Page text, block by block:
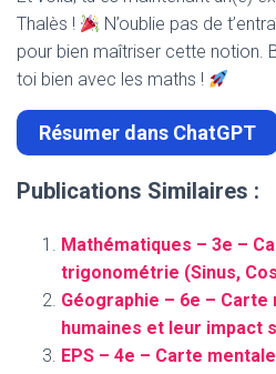
Thalès !
N’oublie pas de
pour bien maîtriser cette notion.
toi bien avec les maths !
Résumer dans ChatGPT
Publications Similaires :
Mathématiques – 3e –
trigonométrie (Sinus,
Géographie – 6e –
humaines et leur impact
EPS – 4e – Carte